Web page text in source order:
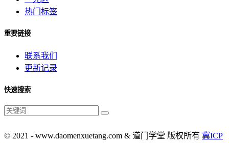
热门标签
重要链接
联系我们
更新记录
快速搜索
© 2021 - www.daomenxuetang.com & 道门学堂 版权所有 冀ICP